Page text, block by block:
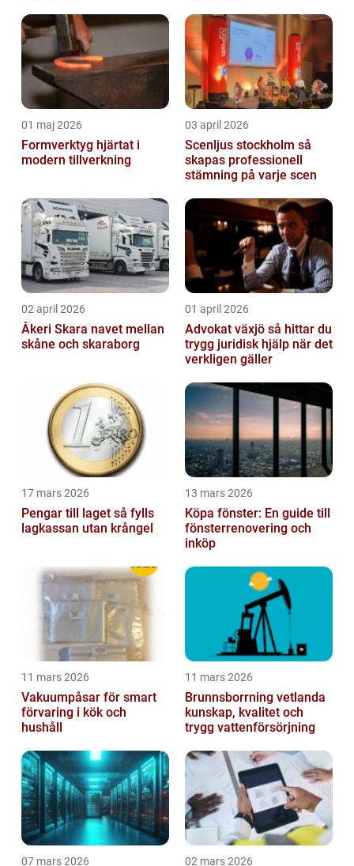
01 maj 2026
Formverktyg hjärtat i
modern tillverkning
03 april 2026
Scenljus stockholm så
skapas professionell
stämning på varje scen
02 april 2026
Åkeri Skara navet mellan
skåne och skaraborg
01 april 2026
Advokat växjö så hittar du
trygg juridisk hjälp när det
verkligen gäller
17 mars 2026
Pengar till laget så fylls
lagkassan utan krångel
13 mars 2026
Köpa fönster: En guide till
fönsterrenovering och
inköp
11 mars 2026
Vakuumpåsar för smart
förvaring i kök och
hushåll
11 mars 2026
Brunnsborrning vetlanda
kunskap, kvalitet och
trygg vattenförsörjning
07 mars 2026 02 mars 2026